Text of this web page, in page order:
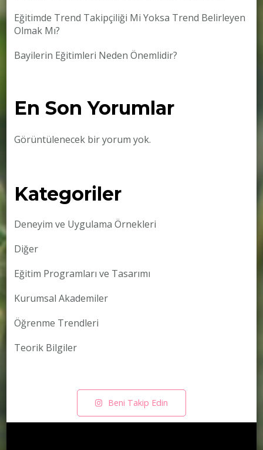
Eğitimde Trend Takipçiliği Mi Yoksa Trend Belirleyen
Olmak Mı?
Bayilerin Eğitimleri Neden Önemlidir?
En Son Yorumlar
Görüntülenecek bir yorum yok.
Kategoriler
Deneyim ve Uygulama Örnekleri
Diğer
Eğitim Programları ve Tasarımı
Kurumsal Akademiler
Öğrenme Trendleri
Teorik Bilgiler
Beni Takip Edin